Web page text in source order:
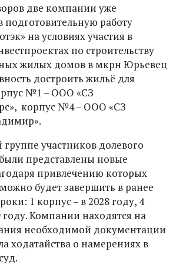
две компании уже
подготовительную работу
на условиях участия в
по строительству
жилых домов в мкрн Юрьевец
достроить жильё для
№1 – ООО «СЗ
корпус №4 – ООО «СЗ
участников долевого
были представлены новые
привлечению которых
будет завершить в ранее
1 корпус – в 2028 году, 4
году. Компании находятся на
необходимой документации
ходатайства о намерениях в